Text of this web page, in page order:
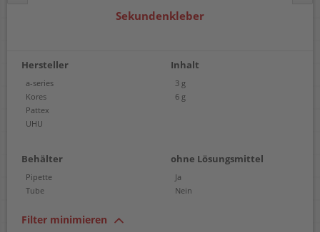
Sekundenkleber
Hersteller
a-series
Kores
Pattex
UHU
Inhalt
3 g
6 g
Behälter
Pipette
Tube
ohne Lösungsmittel
Ja
Nein
Filter minimieren